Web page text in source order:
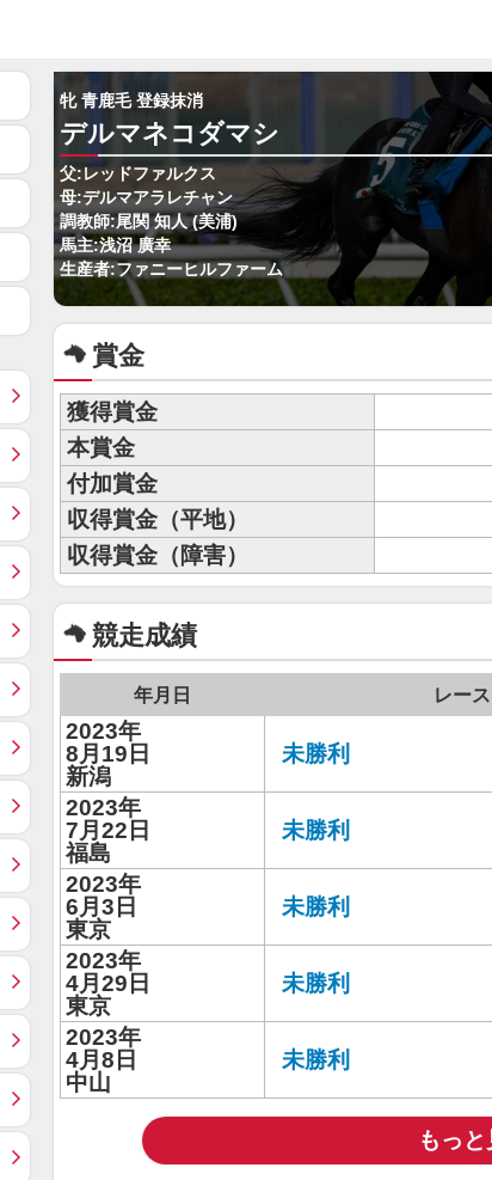
牝 青鹿毛 登録抹消
デルマネコダマシ
父:レッドファルクス
母:デルマアラレチャン
調教師:尾関 知人 (美浦)
馬主:浅沼 廣幸
生産者:ファニーヒルファーム
賞金
獲得賞金
本賞金
付加賞金
収得賞金（平地）
収得賞金（障害）
競走成績
年月日 レース
2023年
8月19日
新潟
未勝利
2023年
7月22日
福島
未勝利
2023年
6月3日
東京
未勝利
2023年
4月29日
東京
未勝利
2023年
4月8日
中山
未勝利
もっと